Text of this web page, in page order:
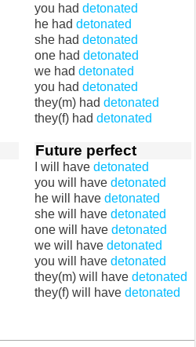
you had detonated
he had detonated
she had detonated
one had detonated
we had detonated
you had detonated
they(m) had detonated
they(f) had detonated
Future perfect
I will have detonated
you will have detonated
he will have detonated
she will have detonated
one will have detonated
we will have detonated
you will have detonated
they(m) will have detonated
they(f) will have detonated